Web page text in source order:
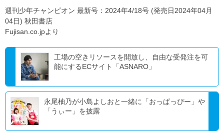
週刊少年チャンピオン 最新号：2024年4/18号 (発売日2024年04月
04日) 秋田書店
Fujisan.co.jpより
工場の空きリソースを開放し、自由な受発注を可
能にするECサイト「ASNARO」
永尾柚乃が小島よしおと一緒に「おっぱっぴー」や
「うぃー」を披露